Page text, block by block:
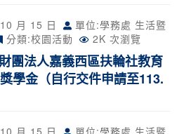
月 15 日
單位:學務處 生活暨
分類:校園活動 2K 次瀏覽
團法人嘉義西區扶輪社教育
學金（自行交件申請至113.